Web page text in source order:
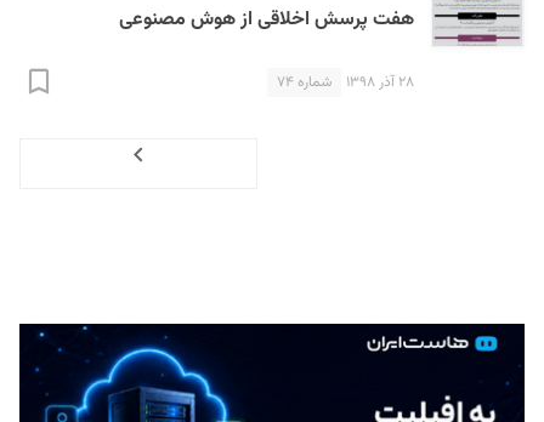
هفت پرسش اخلاقی از هوش مصنوعی
۲۸ آذر ۱۳۹۸ شماره ۷۴